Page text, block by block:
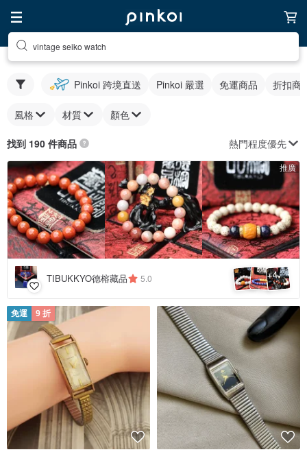
vintage seiko watch
Pinkoi 跨境直送 Pinkoi 嚴選 免運商品 折扣商
風格 材質 顏色
找到 190 件商品 熱門程度優先
推廣
TIBUKKYO德榕藏品 5.0 +4
免運 9 折